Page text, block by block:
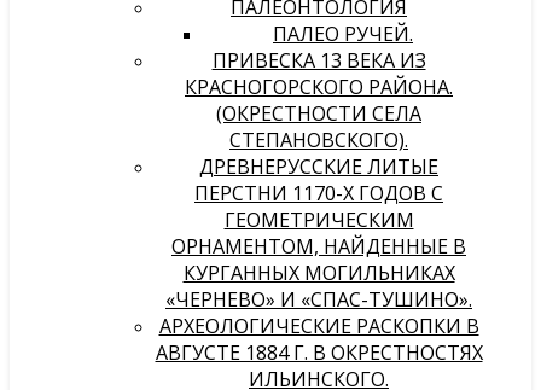
ПАЛЕОНТОЛОГИЯ
ПАЛЕО РУЧЕЙ.
ПРИВЕСКА 13 ВЕКА ИЗ
КРАСНОГОРСКОГО РАЙОНА.
(ОКРЕСТНОСТИ СЕЛА
СТЕПАНОВСКОГО).
ДРЕВНЕРУССКИЕ ЛИТЫЕ
ПЕРСТНИ 1170-Х ГОДОВ С
ГЕОМЕТРИЧЕСКИМ
ОРНАМЕНТОМ, НАЙДЕННЫЕ В
КУРГАННЫХ МОГИЛЬНИКАХ
«ЧЕРНЕВО» И «СПАС-ТУШИНО».
АРХЕОЛОГИЧЕСКИЕ РАСКОПКИ В
АВГУСТЕ 1884 Г. В ОКРЕСТНОСТЯХ
ИЛЬИНСКОГО.